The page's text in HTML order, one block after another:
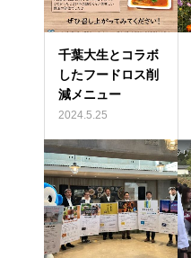
千葉大生とコラボ
したフードロス削
減メニュー
2024.5.25